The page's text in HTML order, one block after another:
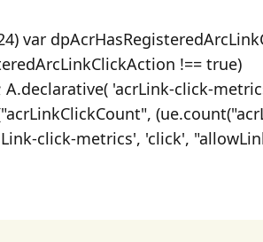
var
!== true)
'acrLink-click-
click-metrics', 'click',